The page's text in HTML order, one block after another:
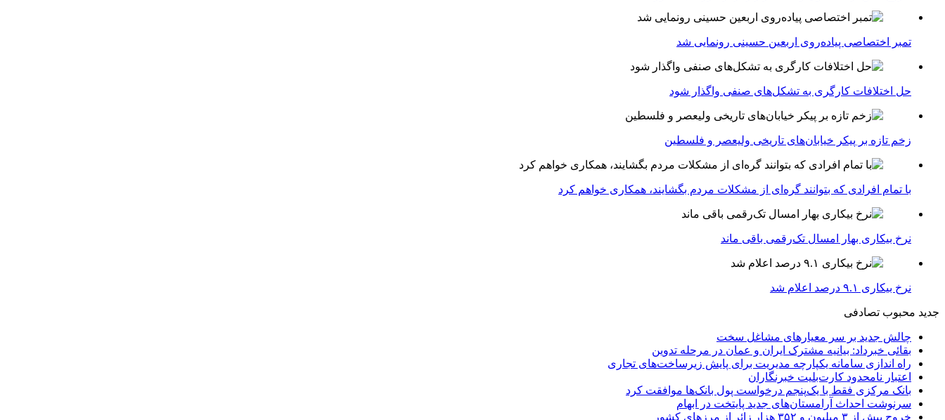
تمبر اختصاصی پیاده‌روی اربعین حسینی رونمایی شد
حل اختلافات کارگری به تشکل‌های صنفی واگذار شود
زخم تازه بر پیکر خیابان‌های تاریخی ولیعصر و فلسطین
با تمام افرادی که بتوانند گره‌ای از مشکلات مردم بگشایند، همکاری خواهم کرد
نرخ بیکاری بهار امسال تک‌رقمی باقی ماند
نرخ بیکاری ۹.۱ درصد اعلام شد
جدید محبوب تصادفی
چالش جدید بر سر معیارهای مشاغل سخت
بقائی خبرداد: بیانیه مشترک ایران و عمان در مرحله تدوین
راه اندازی سامانه یکپارچه مدیریت برای پایش زیرساخت‌های تجاری
اعتبار نامحدود کارت‌بلیت خبرنگاران
بانک مرکزی فقط با یک‌‎پنجم درخواست پول بانک‌ها موافقت کرد
سرنوشت احداث آرامستان‌های جدید پایتخت در ابهام
خروج بیش از ۳ میلیون و ۳۵۲ هزار زائر از مرزهای کشور